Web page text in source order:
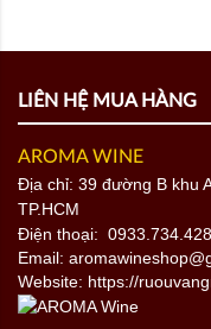
LIÊN HỆ MUA HÀNG
AROMA WINE
Địa chỉ: 39 đường B khu
TP.HCM
Điện thoại: 0933.734.428
Email:
Website: https://